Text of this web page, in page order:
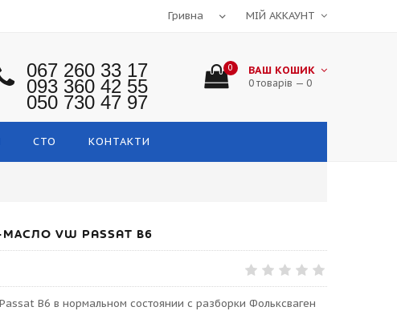
МІЙ АККАУНТ
067 260 33 17
093 360 42 55
050 730 47 97
0 ВАШ КОШИК
0 товарів — 0
СТО КОНТАКТИ
VW PASSAT B6
B6 в нормальном состоянии с разборки Фольксваген